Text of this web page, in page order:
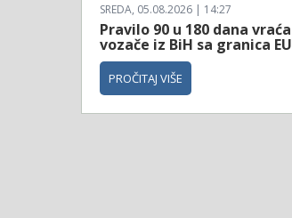
SREDA, 05.08.2026 | 14:27
Pravilo 90 u 180 dana vraća
vozače iz BiH sa granica EU
PROČITAJ VIŠE